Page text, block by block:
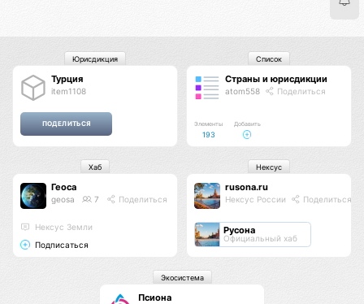
Турция
item1108
Юрисдикция
Страны и юрисдикции
atom558 Поделиться
Элементы
193
Добавить
Список
Геоса
geosa 7 Поделиться
Нексус Земли
Подписаться
Хаб
rusona.ru
Нексус России Поделиться
Русона
Официальный хаб
Нексус
Псиона
Экосистема